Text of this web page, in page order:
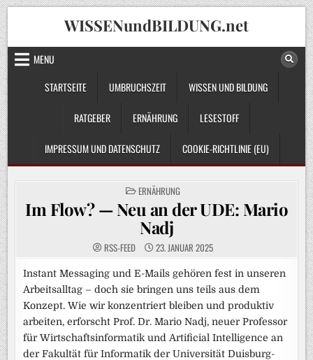
Skip
to
content
WISSENundBILDUNG.net
MENU
STARTSEITE
UMBRUCHSZEIT WISSEN UND BILDUNG
RATGEBER ERNÄHRUNG LESESTOFF
IMPRESSUM UND DATENSCHUTZ COOKIE-RICHTLINIE (EU)
POSTED
IN
ERNÄHRUNG
Im Flow? — Neu an der UDE: Mario
Nadj
RSS-FEED 23. JANUAR 2025
Instant Messaging und E-Mails gehören fest in unseren
Arbeitsalltag – doch sie bringen uns teils aus dem
Konzept. Wie wir konzentriert bleiben und produktiv
arbeiten, erforscht Prof. Dr. Mario Nadj, neuer Professor
für Wirtschaftsinformatik und Artificial Intelligence an
der Fakultät für Informatik der Universität Duisburg-